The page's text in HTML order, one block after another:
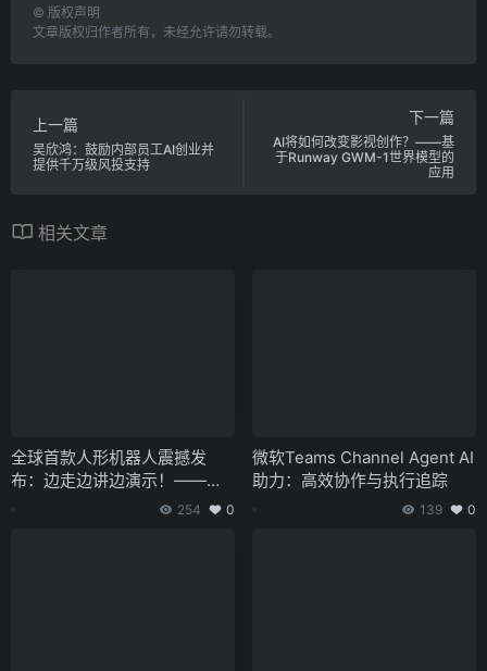
© 版权声明
文章版权归作者所有，未经允许请勿转载。
上一篇
吴欣鸿：鼓励内部员工AI创业并
提供千万级风投支持
下一篇
AI将如何改变影视创作？——基
于Runway GWM-1世界模型的
应用
相关文章
全球首款人形机器人震撼发
布：边走边讲边演示！——魔
法原子的智慧导览方案 254 0
微软Teams Channel Agent AI
助力：高效协作与执行追踪
139 0